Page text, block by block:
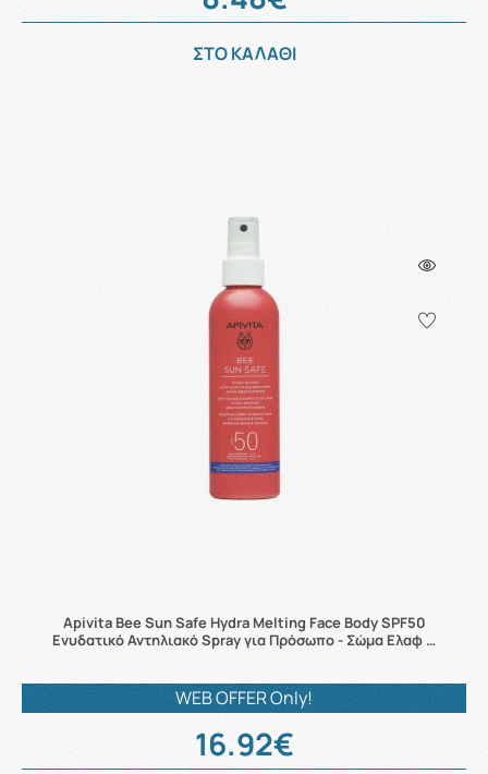
ΣΤΟ ΚΑΛΑΘΙ
Apivita Bee Sun Safe Hydra Melting Face Body SPF50
Ενυδατικό Αντηλιακό Spray για Πρόσωπο - Σώμα Ελαφ …
WEB OFFER Only!
16.92€